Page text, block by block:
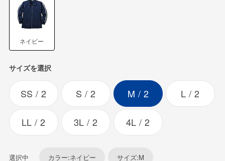
ネイビー
サイズを選択
SS 2 S 2 M 2 L 2
LL 2 3L 2 4L 2
選択中 カラー:ネイビー サイズ:M